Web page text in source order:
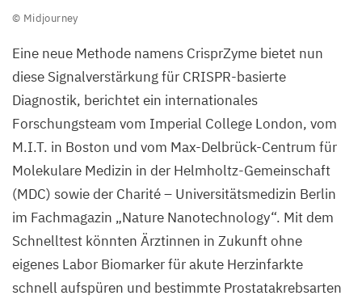
aus
einem
Goldkern
und
einer
Hülle
aus
Platin
bestehen.
Sie
wirken
© Midjourney
Eine neue Methode namens CrisprZyme bietet nun
diese Signalverstärkung für CRISPR-basierte
Diagnostik, berichtet ein internationales
Forschungsteam vom Imperial College London, vom
M.I.T. in Boston und vom Max-Delbrück-Centrum für
Molekulare Medizin in der Helmholtz-Gemeinschaft
(MDC) sowie der Charité – Universitätsmedizin Berlin
im Fachmagazin „Nature Nanotechnology“. Mit dem
Schnelltest könnten Ärztinnen in Zukunft ohne
eigenes Labor Biomarker für akute Herzinfarkte
schnell aufspüren und bestimmte Prostatakrebsarten